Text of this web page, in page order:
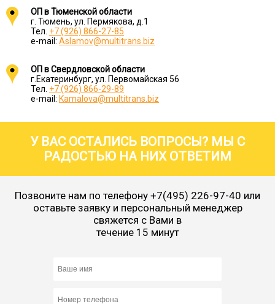
ОП в Тюменской области
г. Тюмень, ул. Пермякова, д.1
Тел. +7 (926) 866-27-85
e-mail: Aslamov@multitrans.biz
ОП в Свердловской области
г.Екатеринбург, ул. Первомайская 56
Тел. +7 (926) 866-29-89
e-mail: Kamalova@multitrans.biz
У ВАС ОСТАЛИСЬ ВОПРОСЫ? МЫ С
РАДОСТЬЮ НА НИХ ОТВЕТИМ
Позвоните нам по телефону +7(495) 226-97-40 или
оставьте заявку и персональный менеджер
свяжется с Вами в
течение 15 минут